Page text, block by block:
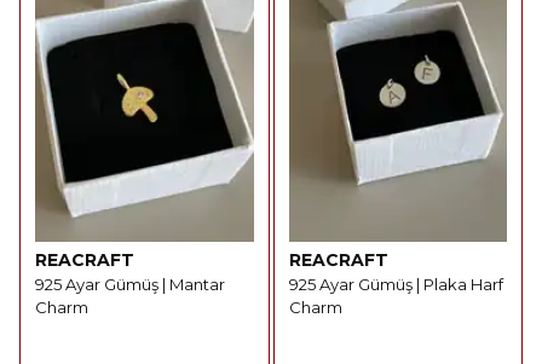
REACRAFT
925 Ayar Gümüş | Mantar
Charm
REACRAFT
925 Ayar Gümüş | Plaka Harf
Charm